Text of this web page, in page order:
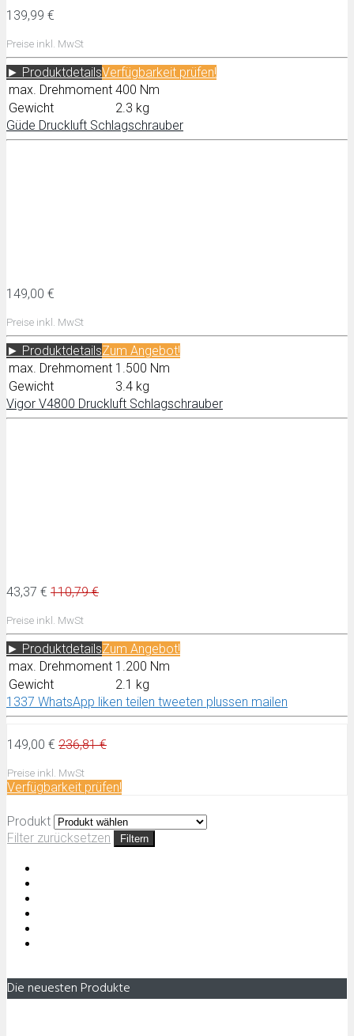
139,99 €
Preise inkl. MwSt
► ProduktdetailsVerfügbarkeit prüfen!
max. Drehmoment 400 Nm
Gewicht
2.3 kg
Güde Druckluft Schlagschrauber
149,00 €
Preise inkl. MwSt
► ProduktdetailsZum Angebot!
max. Drehmoment 1.500 Nm
Gewicht
3.4 kg
Vigor V4800 Druckluft Schlagschrauber
43,37 € 110,79 €
Preise inkl. MwSt
► ProduktdetailsZum Angebot!
max. Drehmoment 1.200 Nm
Gewicht
2.1 kg
1337 WhatsApp liken teilen tweeten plussen mailen
149,00 € 236,81 €
Preise inkl. MwSt
Verfügbarkeit prüfen!
Produkt
Filter zurücksetzen
Filtern
Die neuesten Produkte